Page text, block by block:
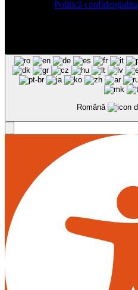
Politică
Română